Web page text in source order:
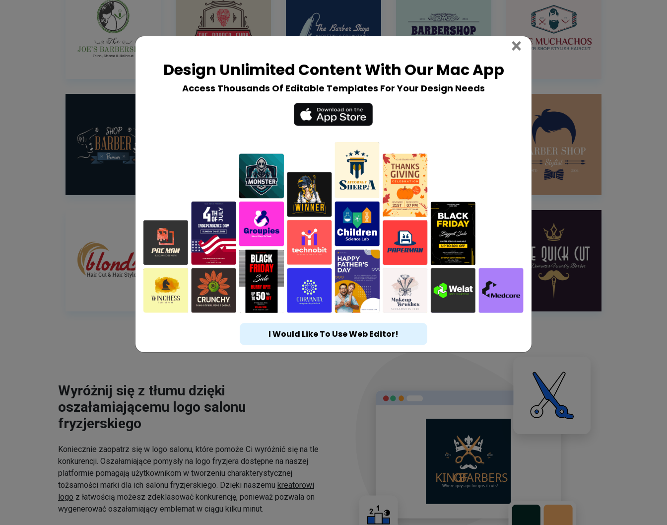
Wyróżnij się z tłumu dzięki
oszałamiającemu logo salonu
fryzjerskiego
Koniecznie zaopatrz się w logo salonu, które pomoże Ci wyróżnić się na tle
konkurencji. Oszałamiające pomysły na logo fryzjera dostępne na naszej
platformie pomagają użytkownikom w tworzeniu charakterystycznej
tożsamości marki dla ich salonu fryzjerskiego. Dzięki naszemu kreatorowi
logo z łatwością możesz zdeklasować konkurencję, ponieważ pozwala on
wygenerować oszałamiający emblemat w ciągu kilku minut.
Design Unlimited Content With Our Mac App
Access Thousands Of Editable Templates For Your Design Needs
× Close
I Would Like To Use Web Editor!